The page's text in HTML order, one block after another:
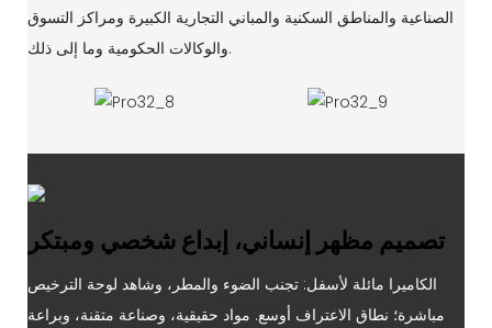
الصناعية والمناطق السكنية والمباني التجارية الكبيرة ومراكز التسوق
والوكالات الحكومية وما إلى ذلك.
تصميم مظهر إنساني، إبداع شخصي ومبتكر
الكاميرا مائلة لأسفل: تجنب الضوء والمطر، وشاهد لوحة الترخيص
مباشرة؛ نطاق الاعتراف أوسع. مواد حقيقية، وصناعة متقنة، وبراعة